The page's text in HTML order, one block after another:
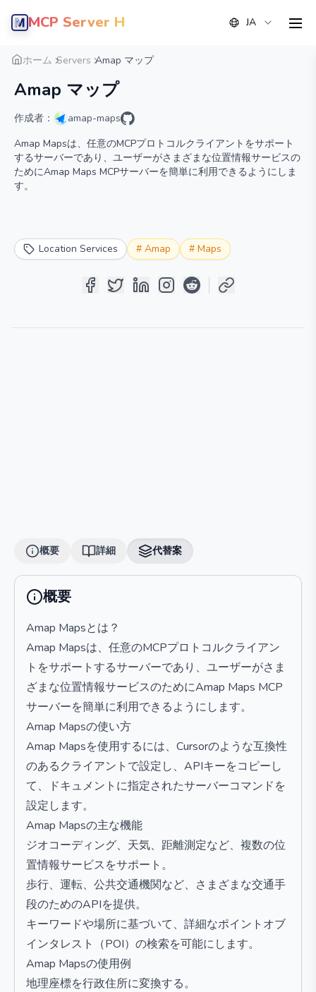
MCP Server Hub JA
ホーム Servers Amap マップ
Amap マップ
作成者：
amap-maps
Amap Mapsは、任意のMCPプロトコルクライアントをサポート
するサーバーであり、ユーザーがさまざまな位置情報サービスの
ためにAmap Maps MCPサーバーを簡単に利用できるようにしま
す。
Location Services # Amap # Maps
概要 詳細
概要 詳細 代替案
概要
Amap Mapsとは？
Amap Mapsは、任意のMCPプロトコルクライアン
トをサポートするサーバーであり、ユーザーがさま
ざまな位置情報サービスのためにAmap Maps MCP
サーバーを簡単に利用できるようにします。
Amap Mapsの使い方
Amap Mapsを使用するには、Cursorのような互換性
のあるクライアントで設定し、APIキーをコピーし
て、ドキュメントに指定されたサーバーコマンドを
設定します。
Amap Mapsの主な機能
ジオコーディング、天気、距離測定など、複数の位
置情報サービスをサポート。
歩行、運転、公共交通機関など、さまざまな交通手
段のためのAPIを提供。
キーワードや場所に基づいて、詳細なポイントオブ
インタレスト（POI）の検索を可能にします。
Amap Mapsの使用例
地理座標を行政住所に変換する。